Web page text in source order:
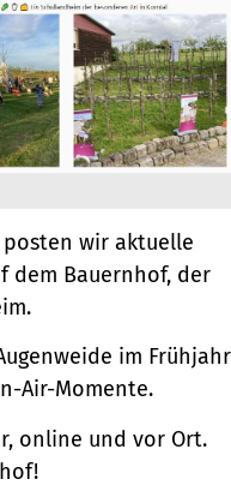
posten wir aktuelle
dem Bauernhof, der
im Frühjahr
Air-Momente.
online und vor Ort.